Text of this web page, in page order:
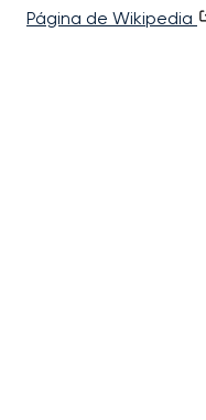
Página de Wikipedia